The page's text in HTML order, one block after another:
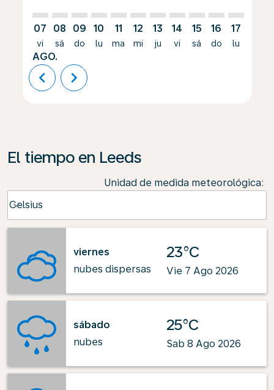
07
vi
AGO.
08
sá
09
do
10
lu
11
ma
12
mi
13
ju
14
vi
15
sá
16
do
17
lu
chevron_left chevron_right
El tiempo en Leeds
Unidad de medida meteorológica:
Celsius
keyboard_arrow_down
viernes
nubes dispersas
23°C
Vie 7 Ago 2026
sábado
nubes
25°C
Sab 8 Ago 2026